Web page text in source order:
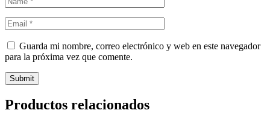
Guarda mi nombre, correo electrónico y web en este navegador
para la próxima vez que comente.
Productos relacionados